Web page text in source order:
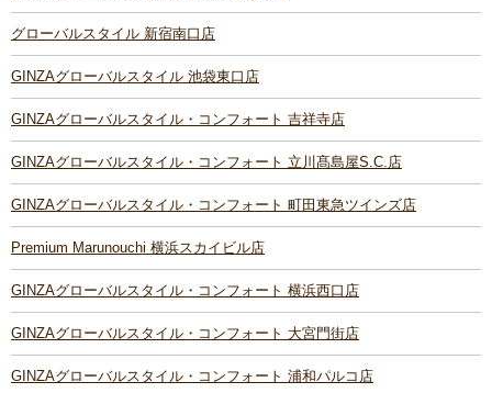
グローバルスタイル 新宿南口店
GINZAグローバルスタイル 池袋東口店
GINZAグローバルスタイル・コンフォート 吉祥寺店
GINZAグローバルスタイル・コンフォート 立川髙島屋S.C.店
GINZAグローバルスタイル・コンフォート 町田東急ツインズ店
Premium Marunouchi 横浜スカイビル店
GINZAグローバルスタイル・コンフォート 横浜西口店
GINZAグローバルスタイル・コンフォート 大宮門街店
GINZAグローバルスタイル・コンフォート 浦和パルコ店